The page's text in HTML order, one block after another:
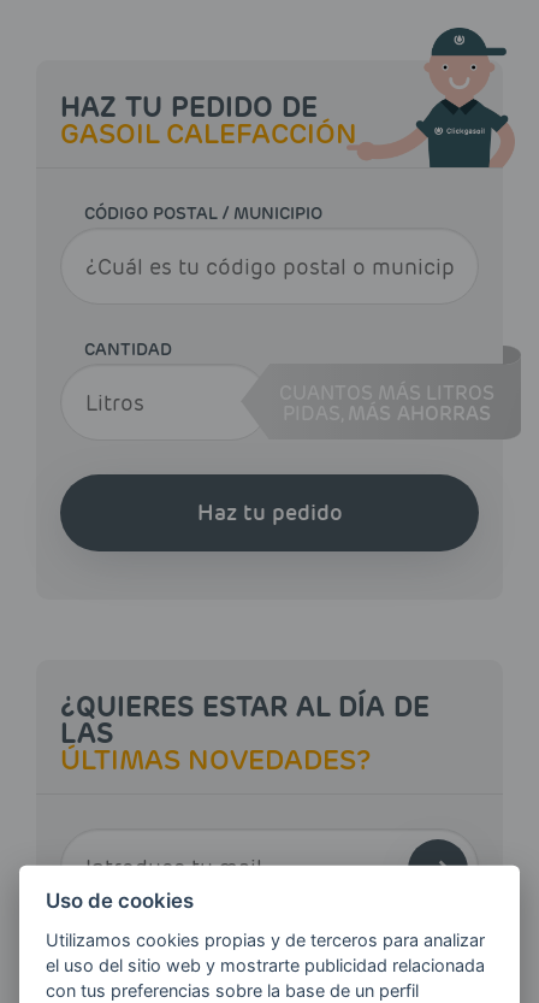
HAZ TU PEDIDO DE
GASOIL CALEFACCIÓN
CÓDIGO POSTAL / MUNICIPIO
CANTIDAD
CUANTOS MÁS LITROS
MÁS AHORRAS
Haz tu pedido
¿QUIERES ESTAR AL DÍA DE
LAS
ÚLTIMAS NOVEDADES?
Quiero recibir las últimas novedades de AVIA
ENERGIAS por cualquier medio, incluido
Uso de cookies
Utilizamos cookies propias y de terceros para analizar
el uso del sitio web y mostrarte publicidad relacionada
con tus preferencias sobre la base de un perfil